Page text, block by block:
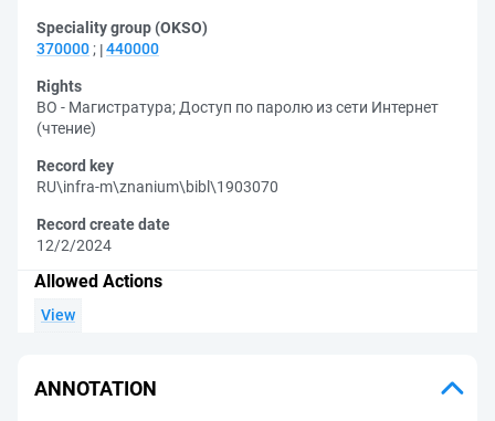
Speciality group (OKSO)
370000 ; 440000
Rights
ВО - Магистратура; Доступ по паролю из сети Интернет
(чтение)
Record key
RU\infra-m\znanium\bibl\1903070
Record create date
12/2/2024
Allowed Actions
View
ANNOTATION